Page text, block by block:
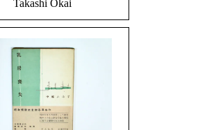
Takashi Okai